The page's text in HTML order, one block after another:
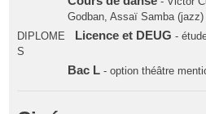
Godban, Assaï Samba
DIPLOME
S
Licence et DEUG -
Bac L- option théâtre